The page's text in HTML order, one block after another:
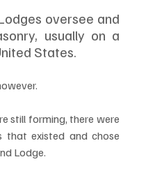
oversee and
usually on a
States.
still forming, there were
that existed and chose
Lodge.